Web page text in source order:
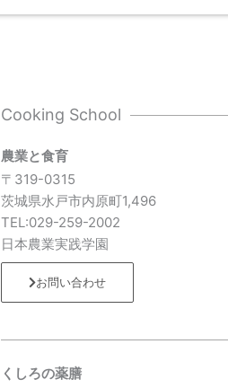
Cooking School
農業と食育
〒319-0315
茨城県水戸市内原町1,496
TEL:029-259-2002
日本農業実践学園
お問い合わせ
くしろの薬膳